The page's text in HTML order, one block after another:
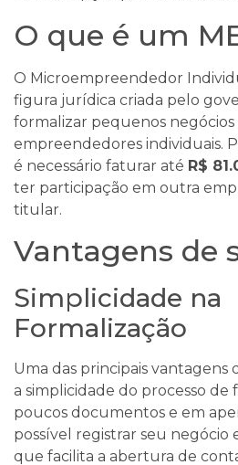
O que é um
O Microempreendedor
figura jurídica criada pelo
formalizar pequenos negócios
empreendedores individuais.
é necessário faturar até R$
ter participação em outra
titular.
Vantagens de
Simplicidade na
Formalização
Uma das principais vantagens
a simplicidade do processo de
poucos documentos e em
possível registrar seu negócio
que facilita a abertura de